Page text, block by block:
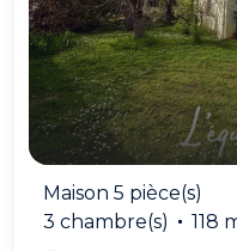
Maison 5 pièce(s)
3 chambre(s)
118